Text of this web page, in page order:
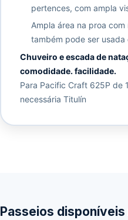
pertences, com ampla
Ampla área na proa
também pode ser usada
Chuveiro e escada de
comodidade. facilidade.
Para Pacific Craft 625P de
necessária Titulín
Passeios